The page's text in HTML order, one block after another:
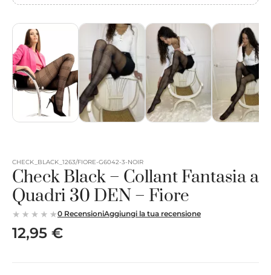
CHECK_BLACK_1263/FIORE-G6042-3-NOIR
Check Black – Collant Fantasia a
Quadri 30 DEN – Fiore
0 RecensioniAggiungi la tua recensione
12,95 €